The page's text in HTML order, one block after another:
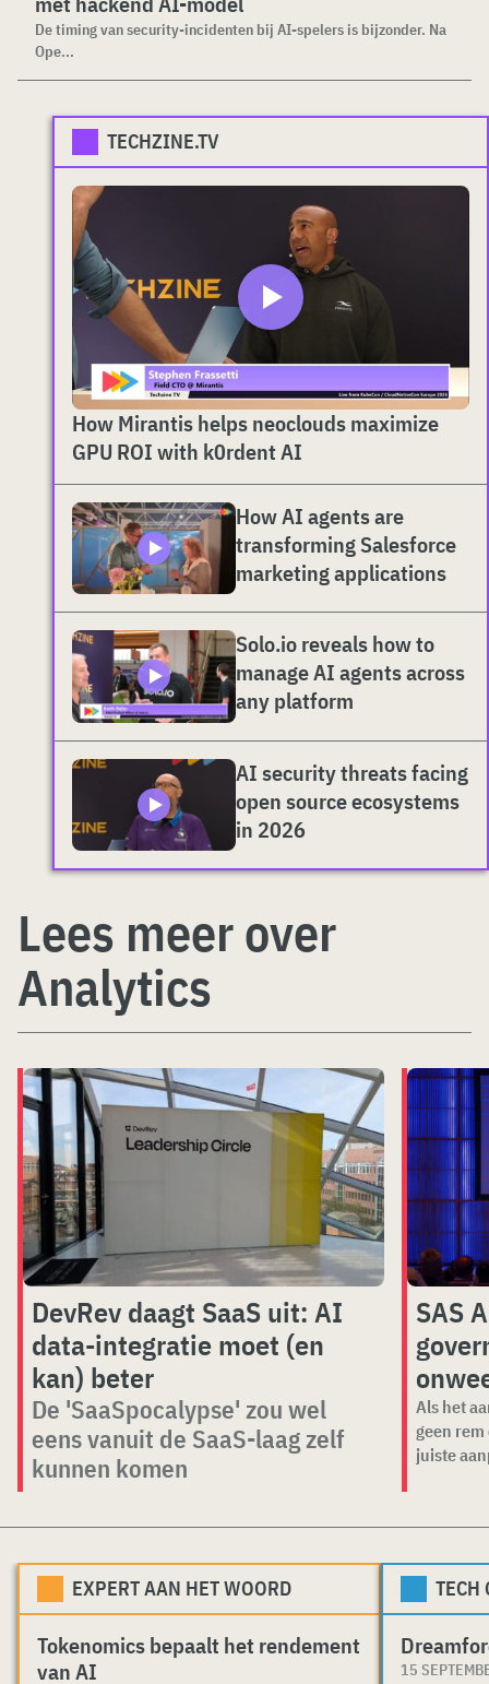
De timing van security-incidenten bij AI-spelers is bijzonder. Na
Ope...
TECHZINE.TV
How Mirantis helps neoclouds maximize
GPU ROI with k0rdent AI
How AI agents are
transforming Salesforce
marketing applications
Solo.io reveals how to
manage AI agents across
any platform
AI security threats facing
open source ecosystems
in 2026
Lees meer over
Analytics
DevRev daagt SaaS uit: AI
data-integratie moet (en
kan) beter
De 'SaaSpocalypse' zou wel
eens vanuit de SaaS-laag zelf
kunnen komen
SAS
Als het
geen
juiste
EXPERT AAN HET WOORD
Tokenomics bepaalt het rendement
van AI
TECH
15